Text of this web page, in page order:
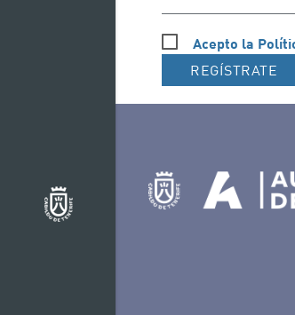
Acepto la
REGÍSTRATE